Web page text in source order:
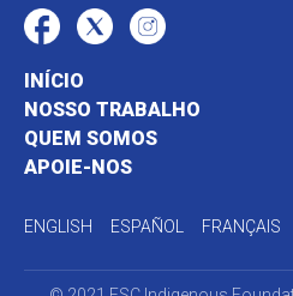
INÍCIO
NOSSO TRABALHO
QUEM SOMOS
APOIE-NOS
ENGLISH ESPAÑOL FRANÇAIS